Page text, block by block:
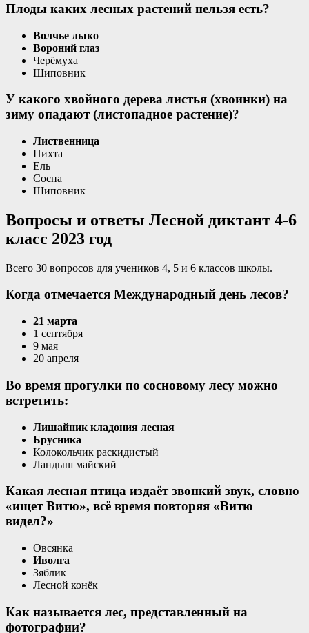
Плоды каких лесных растений нельзя есть?
Волчье лыко
Вороний глаз
Черёмуха
Шиповник
У какого хвойного дерева листья (хвоинки) на
зиму опадают (листопадное растение)?
Лиственница
Пихта
Ель
Сосна
Шиповник
Вопросы и ответы Лесной диктант 4-6
класс 2023 год
Всего 30 вопросов для учеников 4, 5 и 6 классов школы.
Когда отмечается Международный день лесов?
21 марта
1 сентября
9 мая
20 апреля
Во время прогулки по сосновому лесу можно
встретить:
Лишайник кладония лесная
Брусника
Колокольчик раскидистый
Ландыш майский
Какая лесная птица издаёт звонкий звук, словно
«ищет Витю», всё время повторяя «Витю
видел?»
Овсянка
Иволга
Зяблик
Лесной конёк
Как называется лес, представленный на
фотографии?